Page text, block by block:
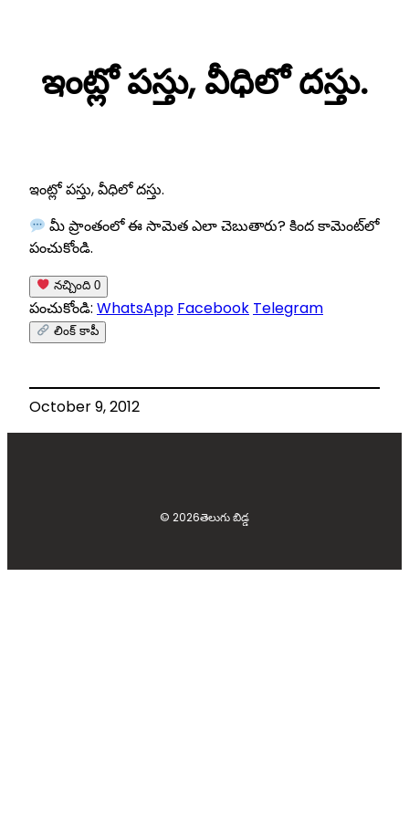
contentఇంట్లో పస్తు, వీధిలో దస్తు.
ఇంట్లో పస్తు, వీధిలో దస్తు.
మీ ప్రాంతంలో ఈ సామెత ఎలా చెబుతారు? కింద కామెంట్‌లో
పంచుకోండి.
నచ్చింది 0
పంచుకోండి: WhatsApp Facebook Telegram
లింక్ కాపీ
October 9, 2012
© 2026తెలుగు బిడ్డ